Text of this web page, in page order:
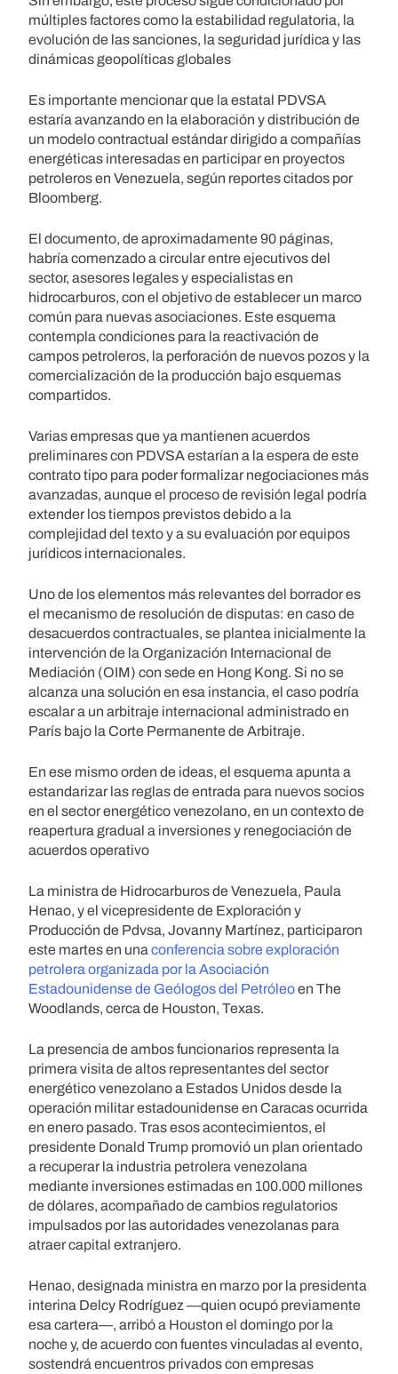
múltiples factores como la estabilidad regulatoria, la
evolución de las sanciones, la seguridad jurídica y las
dinámicas geopolíticas globales
Es importante mencionar que la estatal PDVSA
estaría avanzando en la elaboración y distribución de
un modelo contractual estándar dirigido a compañías
energéticas interesadas en participar en proyectos
petroleros en Venezuela, según reportes citados por
Bloomberg.
El documento, de aproximadamente 90 páginas,
habría comenzado a circular entre ejecutivos del
sector, asesores legales y especialistas en
hidrocarburos, con el objetivo de establecer un marco
común para nuevas asociaciones. Este esquema
contempla condiciones para la reactivación de
campos petroleros, la perforación de nuevos pozos y la
comercialización de la producción bajo esquemas
compartidos.
Varias empresas que ya mantienen acuerdos
preliminares con PDVSA estarían a la espera de este
contrato tipo para poder formalizar negociaciones más
avanzadas, aunque el proceso de revisión legal podría
extender los tiempos previstos debido a la
complejidad del texto y a su evaluación por equipos
jurídicos internacionales.
Uno de los elementos más relevantes del borrador es
el mecanismo de resolución de disputas: en caso de
desacuerdos contractuales, se plantea inicialmente la
intervención de la Organización Internacional de
Mediación (OIM) con sede en Hong Kong. Si no se
alcanza una solución en esa instancia, el caso podría
escalar a un arbitraje internacional administrado en
París bajo la Corte Permanente de Arbitraje.
En ese mismo orden de ideas, el esquema apunta a
estandarizar las reglas de entrada para nuevos socios
en el sector energético venezolano, en un contexto de
reapertura gradual a inversiones y renegociación de
acuerdos operativo
La ministra de Hidrocarburos de Venezuela, Paula
Henao, y el vicepresidente de Exploración y
Producción de Pdvsa, Jovanny Martínez, participaron
este martes en una conferencia sobre exploración
petrolera organizada por la Asociación
Estadounidense de Geólogos del Petróleoen The
Woodlands, cerca de Houston, Texas.
La presencia de ambos funcionarios representa la
primera visita de altos representantes del sector
energético venezolano a Estados Unidos desde la
operación militar estadounidense en Caracas ocurrida
en enero pasado. Tras esos acontecimientos, el
presidente Donald Trump promovió un plan orientado
a recuperar la industria petrolera venezolana
mediante inversiones estimadas en 100.000 millones
de dólares, acompañado de cambios regulatorios
impulsados por las autoridades venezolanas para
atraer capital extranjero.
Henao, designada ministra en marzo por la presidenta
interina Delcy Rodríguez —quien ocupó previamente
esa cartera—, arribó a Houston el domingo por la
noche y, de acuerdo con fuentes vinculadas al evento,
sostendrá encuentros privados con empresas